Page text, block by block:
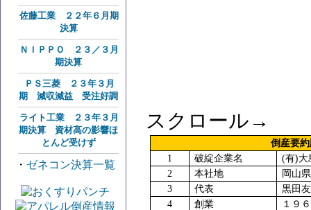
佐藤工業 ２２年６月期
決算
ＮＩＰＰＯ ２３／３月
期決算
ＰＳ三菱 ２３年３月
期 減収減益 受注好調
ライト工業 ２３年３月
期決算 資材高の影響ほ
とんど受けず
・ ゼネコン決算一覧
スクロール→
倒産要
1
破綻企業名 (有)大
2
本社地
岡山
3
代表
黒田
4
創業
１９